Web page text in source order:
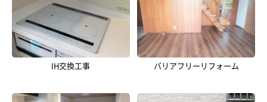
IH交換工事 バリアフリーリフォーム